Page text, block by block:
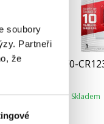
soubory
Partneři
že
BAT-3V0-
Dostupnost: Skladem